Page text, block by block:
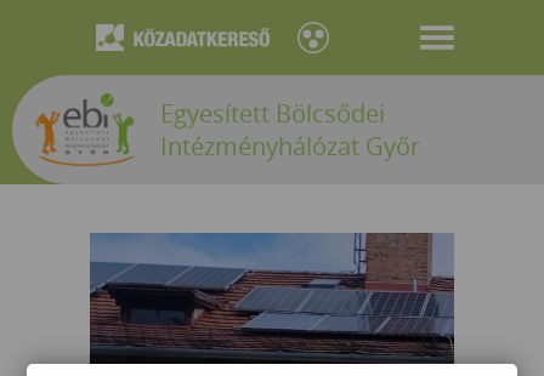
Egyesített Bölcsődei
Intézményhálózat Győr